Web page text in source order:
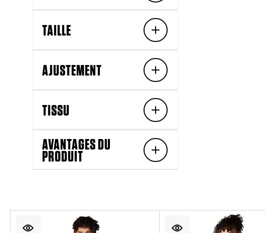
TAILLE
AJUSTEMENT
TISSU
AVANTAGES DU
PRODUIT